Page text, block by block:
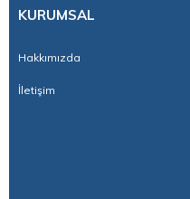
KURUMSAL
Hakkımızda
İletişim